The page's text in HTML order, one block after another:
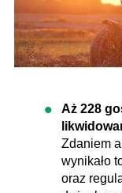
Aż 228
Zdaniem
wynikało
oraz